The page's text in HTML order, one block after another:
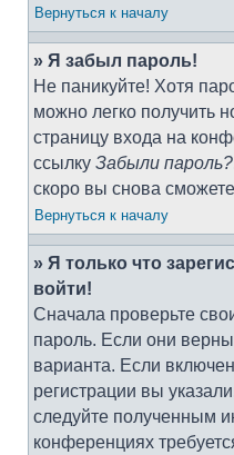
Вернуться к началу
» Я забыл пароль!
Не паникуйте! Хотя
можно легко получить
страницу входа на
ссылку Забыли пароль?
скоро вы снова
Вернуться к началу
» Я только что
войти!
Сначала проверьте
пароль. Если они
варианта. Если
регистрации вы
следуйте полученным
конференциях